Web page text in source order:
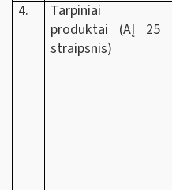
4.
Tarpiniai
produktai (AĮ 25
straipsnis)